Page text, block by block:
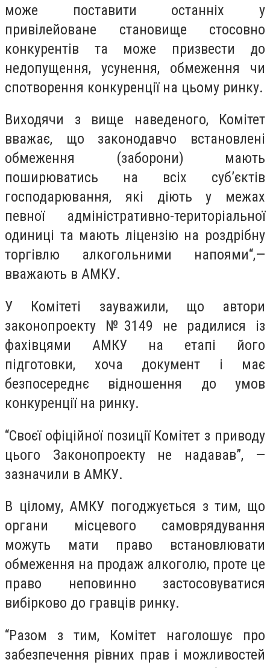
може поставити останніх у
привілейоване становище стосовно
конкурентів та може призвести до
недопущення, усунення, обмеження чи
спотворення конкуренції на цьому ринку.
Виходячи з вище наведеного, Комітет
вважає, що законодавчо встановлені
обмеження (заборони) мають
поширюватись на всіх суб’єктів
господарювання, які діють у межах
певної адміністративно-територіальної
одиниці та мають ліцензію на роздрібну
торгівлю алкогольними напоями“,—
вважають в АМКУ.
У Комітеті зауважили, що автори
законопроекту №3149 не радилися із
фахівцями АМКУ на етапі його
підготовки, хоча документ і має
безпосереднє відношення до умов
конкуренції на ринку.
“Своєї офіційної позиції Комітет з приводу
цього Законопроекту не надавав”, —
зазначили в АМКУ.
В цілому, АМКУ погоджується з тим, що
органи місцевого самоврядування
можуть мати право встановлювати
обмеження на продаж алкоголю, проте це
право неповинно застосовуватися
вибірково до гравців ринку.
“Разом з тим, Комітет наголошує про
забезпечення рівних прав і можливостей